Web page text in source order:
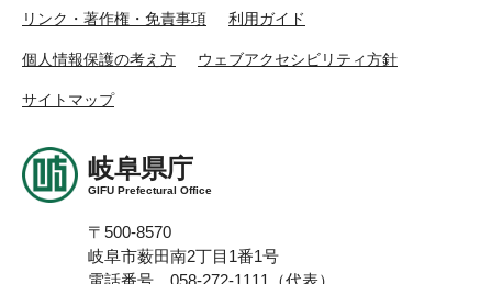
リンク・著作権・免責事項 利用ガイド
個人情報保護の考え方 ウェブアクセシビリティ方針
サイトマップ
岐阜県庁
GIFU Prefectural Office
〒500-8570
岐阜市薮田南2丁目1番1号
電話番号 058-272-1111（代表）